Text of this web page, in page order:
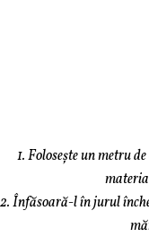
1. Folosește un metru
2. Înfăsoară-l în jurul